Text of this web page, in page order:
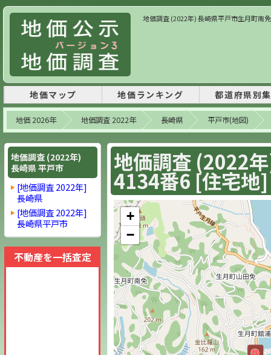
地価調査 (2022年) 長崎県平戸市生月町南
地価マップ 地価ランキング 都道府県別
地価 2026年 地価調査 2022年 長崎県 平戸市(地図)
地価調査 (2022
4134番6 [住宅地
+
−
地価調査 (2022年)
長崎県 平戸市
[地価調査 2022年]
長崎県
[地価調査 2022年]
長崎県平戸市
不動産を一括査定